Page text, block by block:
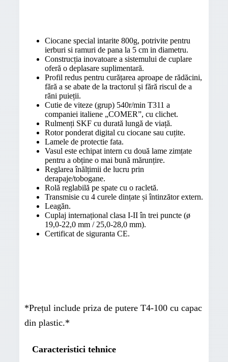
Ciocane special intarite 800g, potrivite pentru
ierburi si ramuri de pana la 5 cm in diametru.
Construcția inovatoare a sistemului de cuplare
oferă o deplasare suplimentară.
Profil redus pentru curățarea aproape de rădăcini,
fără a se abate de la tractorul și fără riscul de a
răni puieții.
Cutie de viteze (grup) 540r/min T311 a
companiei italiene „COMER”, cu clichet.
Rulmenți SKF cu durată lungă de viață.
Rotor ponderat digital cu ciocane sau cuțite.
Lamele de protectie fata.
Vasul este echipat intern cu două lame zimțate
pentru a obține o mai bună mărunțire.
Reglarea înălțimii de lucru prin
derapaje/tobogane.
Rolă reglabilă pe spate cu o racletă.
Transmisie cu 4 curele dințate și întinzător extern.
Leagăn.
Cuplaj internațional clasa I-II în trei puncte (ø
19,0-22,0 mm / 25,0-28,0 mm).
Certificat de siguranta CE.
*Prețul include priza de putere T4-100 cu capac
din plastic.*
Caracteristici tehnice